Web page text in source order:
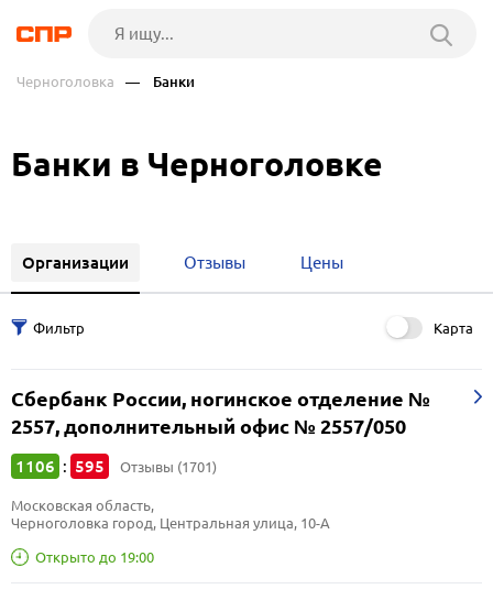
Черноголовка — Банки
Банки в Черноголовке
Организации Отзывы Цены
Карта
Сбербанк России, ногинское отделение №
2557, дополнительный офис № 2557/050
1106 : 595 Отзывы (1701)
Открыто до 19:00
Московская область,
Черноголовка город, Центральная улица, 10-А